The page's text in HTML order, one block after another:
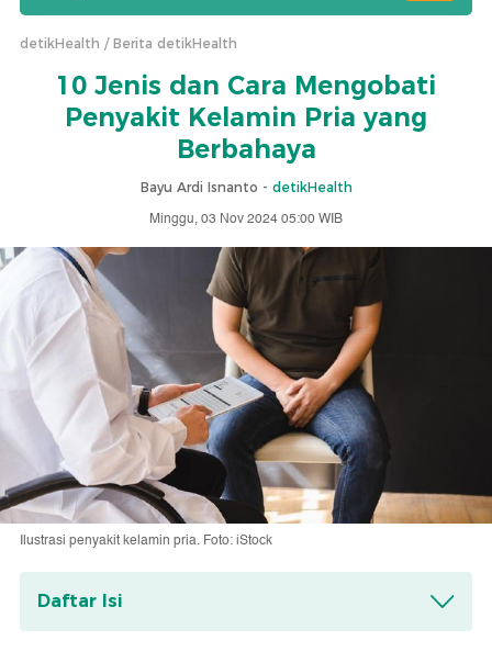
detikHealth Berita detikHealth
10 Jenis dan Cara Mengobati
Penyakit Kelamin Pria yang
Berbahaya
Bayu Ardi Isnanto - detikHealth
Minggu, 03 Nov 2024 05:00 WIB
Ilustrasi penyakit kelamin pria. Foto: iStock
Daftar Isi
Cara Mengobati Penyakit Kelamin Pria